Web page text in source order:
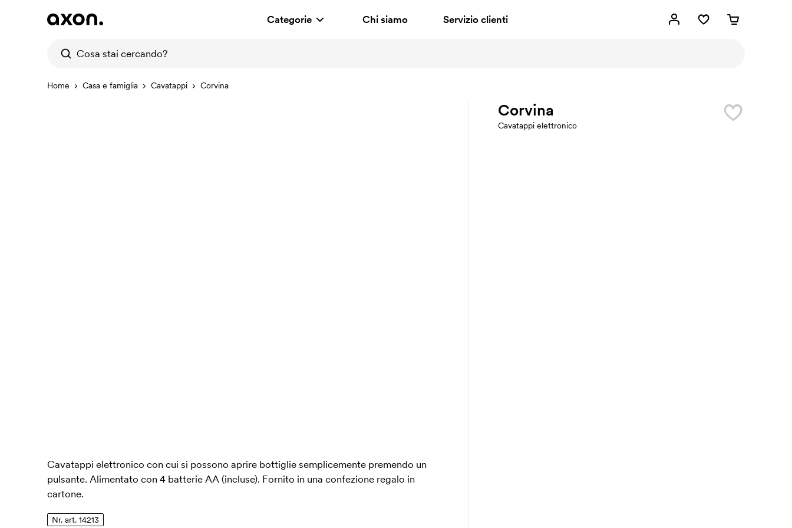
Categorie Chi siamo Servizio clienti
Home Casa e famiglia Cavatappi Corvina
Corvina
Cavatappi elettronico
Cavatappi elettronico con cui si possono aprire bottiglie semplicemente premendo un
pulsante. Alimentato con 4 batterie AA (incluse). Fornito in una confezione regalo in
cartone.
Nr. art. 14213